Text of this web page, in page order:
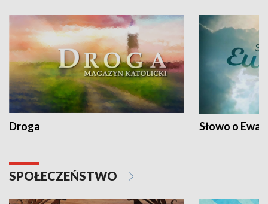
Droga Słowo o
SPOŁECZEŃSTWO